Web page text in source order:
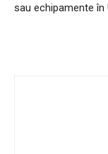
sau echipamente în